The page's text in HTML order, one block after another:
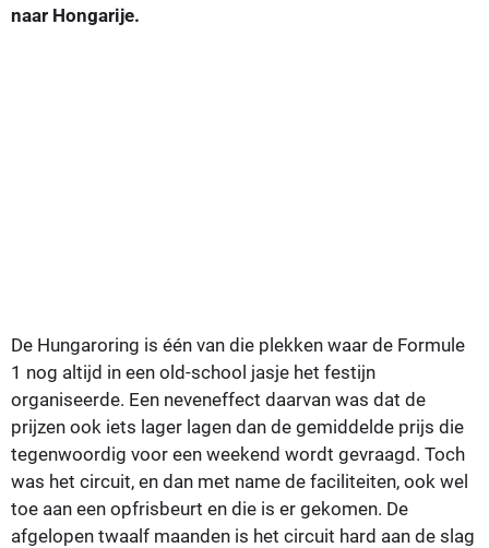
naar Hongarije.
De Hungaroring is één van die plekken waar de Formule
1 nog altijd in een old-school jasje het festijn
organiseerde. Een neveneffect daarvan was dat de
prijzen ook iets lager lagen dan de gemiddelde prijs die
tegenwoordig voor een weekend wordt gevraagd. Toch
was het circuit, en dan met name de faciliteiten, ook wel
toe aan een opfrisbeurt en die is er gekomen. De
afgelopen twaalf maanden is het circuit hard aan de slag